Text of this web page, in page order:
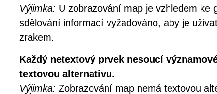
Výjimka: U zobrazování map je vzhledem ke
sdělování informací vyžadováno, aby je
zrakem.
Každý netextový prvek nesoucí
textovou alternativu.
Výjimka: Zobrazování map nemá textovou